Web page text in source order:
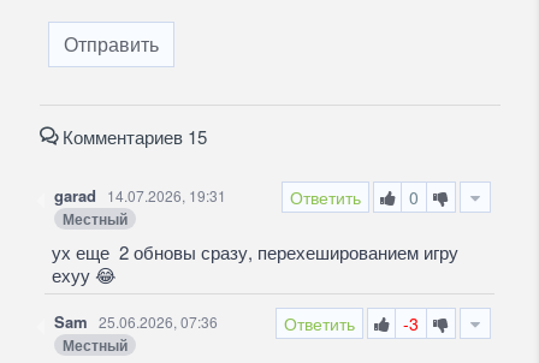
Отправить
Комментариев 15
Ответить 0
garad 14.07.2026, 19:31
Местный
ух еще 2 обновы сразу, перехешированием игру
ехуу 😂
Ответить -3
Sam 25.06.2026, 07:36
Местный